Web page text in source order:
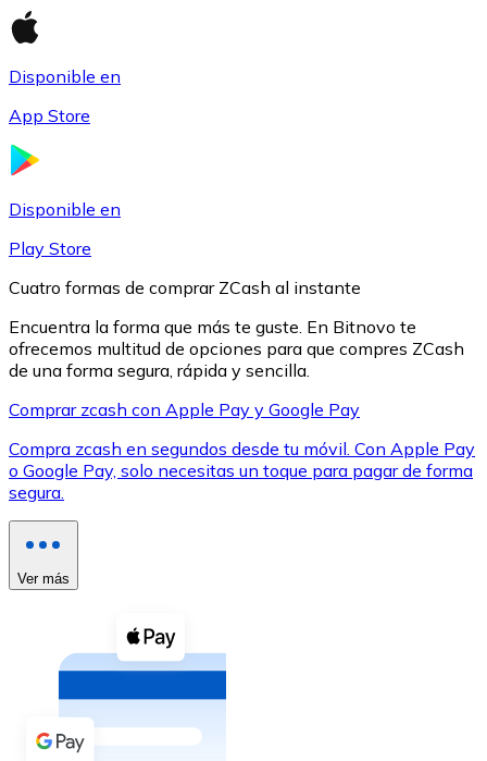
XRP
XRP
Efectivo
Comprar con efectivo
Transferencia SEPA
Añade fondos a tu cuenta Bitnovo o realiza compras
Disponible en
App Store
Disponible en
Play Store
Cuatro formas de comprar ZCash al instante
Encuentra la forma que más te guste. En Bitnovo te
ofrecemos multitud de opciones para que compres ZCash
de una forma segura, rápida y sencilla.
Comprar zcash con Apple Pay y Google Pay
Compra zcash en segundos desde tu móvil. Con Apple Pay
o Google Pay, solo necesitas un toque para pagar de forma
segura.
Ver más